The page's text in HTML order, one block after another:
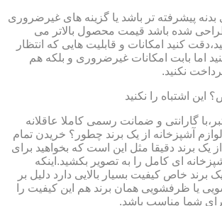
پیشرفته تر باشد یا گزینه های غیرضروری
شده باشد قیمت محصول بالاتر می
کنید امکانات و قابلیت هایی که انتظار
اما بابت امکانات غیرضروری و بلکه هم
نکنید.
این اشتباه را نکنید
گارانتی و ضمانت رسمی کاملا عاقلانه
آشپزخانه از یک برند چطور؟ خریدن تمام
یک برند دقیقا مثل این است که بخواهید برای
ای کامل را به تصویر بکشید.اینکه
برند خاص کیفیت بسیار بالایی دارد دلیل بر
یا ظرفشویی همان برند هم این کیفیت را
شما مناسب باشد.